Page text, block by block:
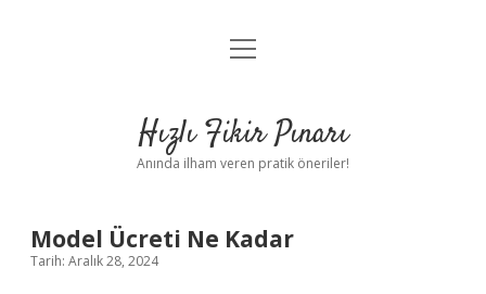
Anasayfa
Yasal Uyarı
menüyü
Hızlı Fikir Pınarı
Anında ilham veren pratik öneriler!
Model Ücreti Ne Kadar
Tarih: Aralık 28, 2024